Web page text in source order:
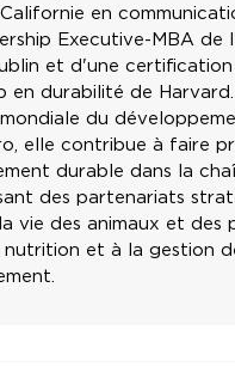
en
Executive-MBA de
et d'une
en durabilité de
du
elle contribue à faire
durable dans la
des partenariats
vie des animaux et des
nutrition et à la gestion